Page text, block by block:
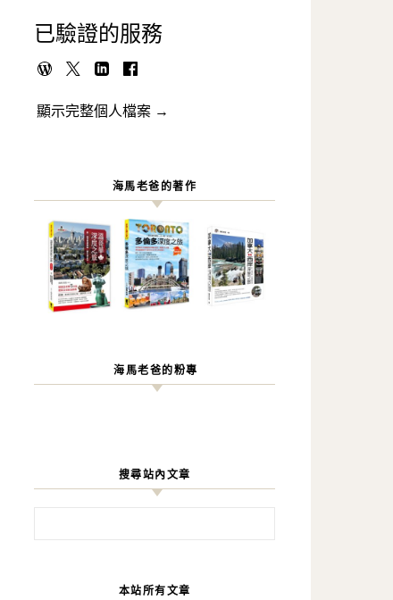
已驗證的服務
顯示完整個人檔案 →
海馬老爸的著作
海馬老爸的粉專
搜尋站內文章
本站所有文章